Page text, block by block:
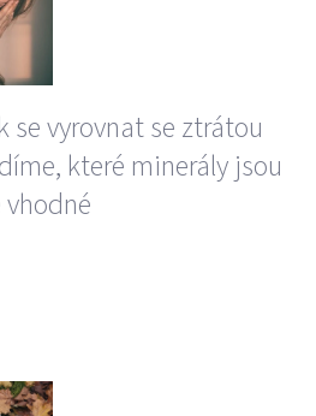
se vyrovnat se ztrátou
které minerály jsou